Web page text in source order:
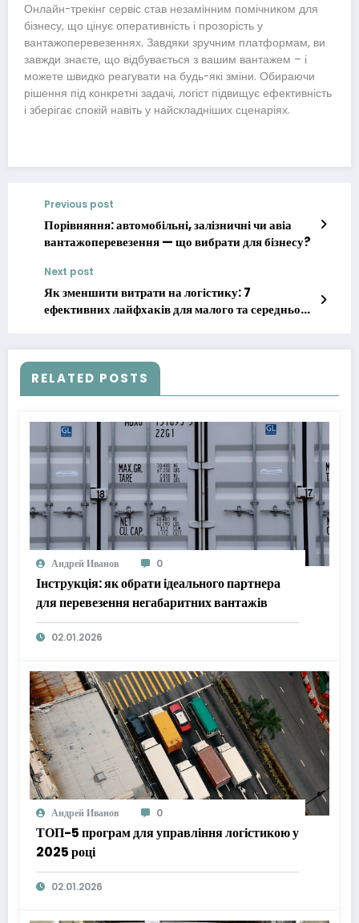
Онлайн-трекінг сервіс став незамінним помічником для
бізнесу, що цінує оперативність і прозорість у
вантажоперевезеннях. Завдяки зручним платформам, ви
завжди знаєте, що відбувається з вашим вантажем – і
можете швидко реагувати на будь-які зміни. Обираючи
рішення під конкретні задачі, логіст підвищує ефективність
і зберігає спокій навіть у найскладніших сценаріях.
Previous post
Порівняння: автомобільні, залізничні чи авіа
вантажоперевезення — що вибрати для бізнесу?
Next post
Як зменшити витрати на логістику: 7
ефективних лайфхаків для малого та середнього
RELATED POSTS
Андрей Иванов 0
Інструкція: як обрати ідеального партнера
для перевезення негабаритних вантажів
02.01.2026
Андрей Иванов 0
ТОП-5 програм для управління логістикою у
2025 році
02.01.2026